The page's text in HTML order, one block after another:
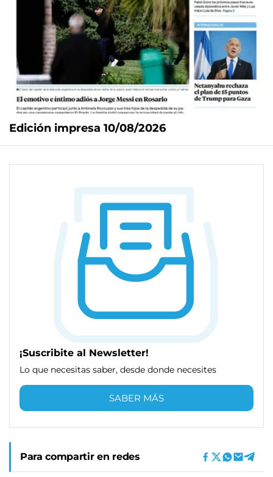
Edición impresa 10/08/2026
¡Suscribite al Newsletter!
Lo que necesitas saber, desde donde necesites
SABER MÁS
Para compartir en redes